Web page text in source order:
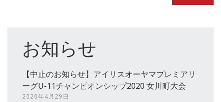
お知らせ
【中止のお知らせ】アイリスオーヤマプレミアリ
ーグU-11チャンピオンシップ2020 女川町大会
2020年4月29日